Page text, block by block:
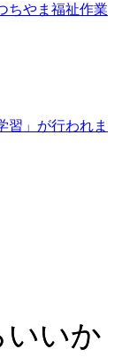
ちやま福祉作業
習」が行われま
いいか